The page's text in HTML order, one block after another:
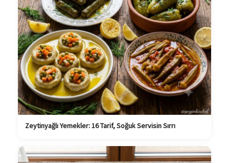
Zeytinyağlı Yemekler: 16 Tarif, Soğuk Servisin Sırrı